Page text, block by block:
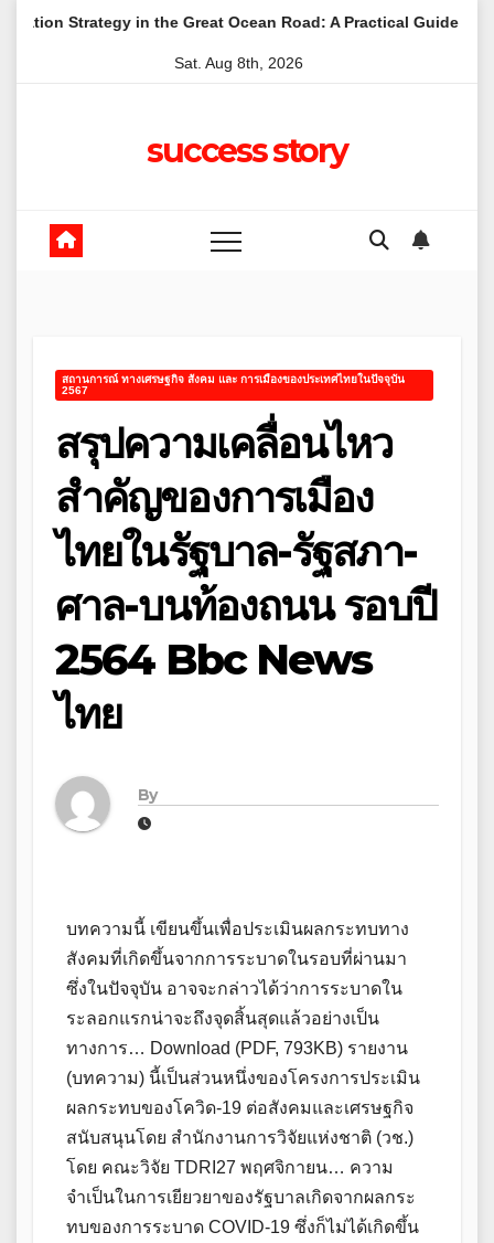
in the Great Ocean Road: A Practical Guide for Australian
Sat. Aug 8th, 2026
success story
สถานการณ์ ทางเศรษฐกิจ สังคม และ การเมืองของประเทศไทยในปัจจุบัน
2567
สรุปความเคลื่อนไหว
สำคัญของการเมือง
ไทยในรัฐบาล-รัฐสภา-
ศาล-บนท้องถนน รอบปี
2564 Bbc News
ไทย
By
บทความนี้ เขียนขึ้นเพื่อประเมินผลกระทบทาง
สังคมที่เกิดขึ้นจากการระบาดในรอบที่ผ่านมา
ซึ่งในปัจจุบัน อาจจะกล่าวได้ว่าการระบาดใน
ระลอกแรกน่าจะถึงจุดสิ้นสุดแล้วอย่างเป็น
ทางการ… Download (PDF, 793KB) รายงาน
(บทความ) นี้เป็นส่วนหนึ่งของโครงการประเมิน
ผลกระทบของโควิด-19 ต่อสังคมและเศรษฐกิจ
สนับสนุนโดย สำนักงานการวิจัยแห่งชาติ (วช.)
โดย คณะวิจัย TDRI27 พฤศจิกายน… ความ
จำเป็นในการเยียวยาของรัฐบาลเกิดจากผลกระ
ทบของการระบาด COVID-19 ซึ่งก็ไม่ได้เกิดขึ้น